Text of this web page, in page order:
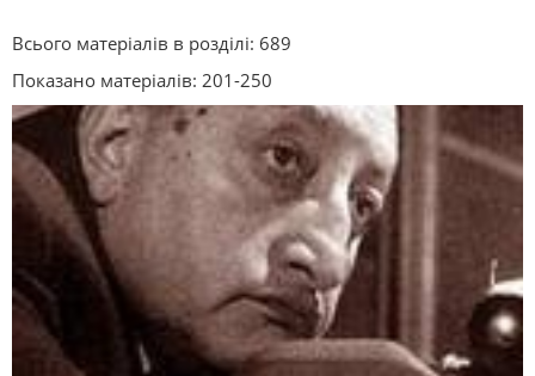
Всього матеріалів в розділі: 689
Показано матеріалів: 201-250